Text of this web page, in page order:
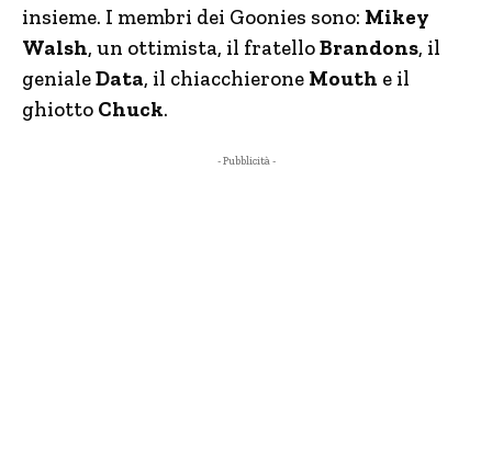
insieme. I membri dei Goonies sono: Mikey
Walsh, un ottimista, il fratelloBrandons, il
genialeData, il chiacchierone Mouth e il
ghiotto Chuck.
- Pubblicità -